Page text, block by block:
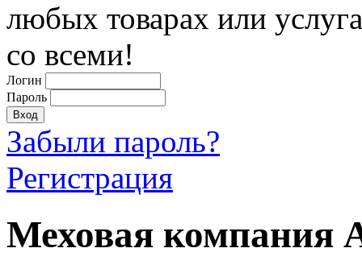
любых товарах или
со всеми!
Логин
Пароль
Забыли пароль?
Регистрация
Меховая компания